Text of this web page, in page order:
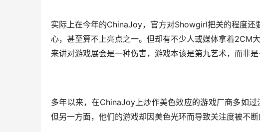
实际上在今年的ChinaJoy，官方对Showgirl把关的程度还
心，甚至算不上亮点之一。但却有不少人或媒体拿着2CM
来讲对游戏展会是一种伤害，游戏本该是第九艺术，而非
多年以来，在ChinaJoy上炒作美色效应的游戏厂商多如过
但另一方面，他们的游戏却因美色光环而导致关注度被不